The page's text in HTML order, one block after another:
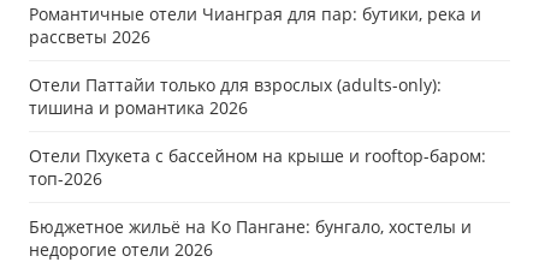
Романтичные отели Чианграя для пар: бутики, река и
рассветы 2026
Отели Паттайи только для взрослых (adults-only):
тишина и романтика 2026
Отели Пхукета с бассейном на крыше и rooftop-баром:
топ-2026
Бюджетное жильё на Ко Пангане: бунгало, хостелы и
недорогие отели 2026